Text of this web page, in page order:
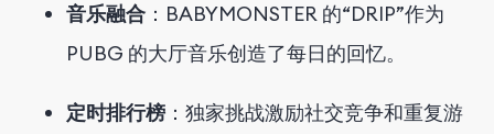
音乐融合 ：BABYMONSTER 的“DRIP”作为
PUBG 的大厅音乐创造了每日的回忆。
定时排行榜 ：独家挑战激励社交竞争和重复游